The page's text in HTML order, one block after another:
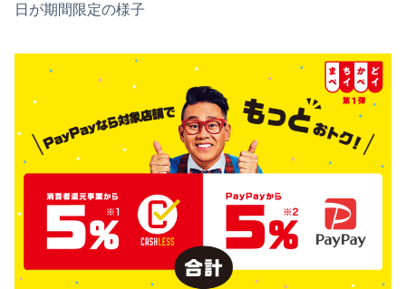
日が期間限定の様子